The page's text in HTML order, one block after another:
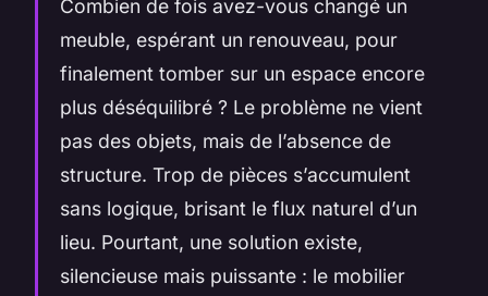
Combien de fois avez-vous changé un
meuble, espérant un renouveau, pour
finalement tomber sur un espace encore
plus déséquilibré ? Le problème ne vient
pas des objets, mais de l’absence de
structure. Trop de pièces s’accumulent
sans logique, brisant le flux naturel d’un
lieu. Pourtant, une solution existe,
silencieuse mais puissante : le mobilier